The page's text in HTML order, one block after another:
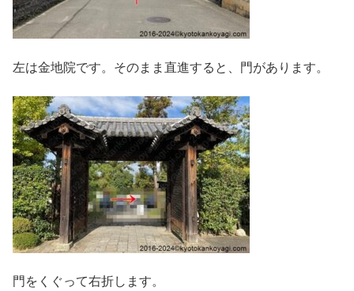
左は金地院です。そのまま直進すると、門があります。
門をくぐって右折します。